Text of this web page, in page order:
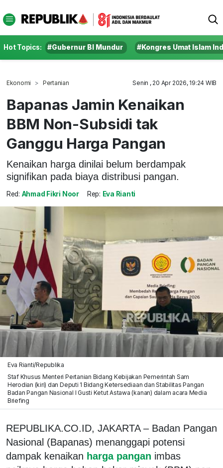
Hot Topics: #Gubernur BI Mundur #Kongres Umat Islam
Ekonomi Pertanian Senin , 20 Apr 2026, 19:24 WIB
Bapanas Jamin Kenaikan
BBM Non-Subsidi tak
Ganggu Harga Pangan
Kenaikan harga dinilai belum berdampak
signifikan pada biaya distribusi pangan.
Red: Ahmad Fikri Noor Rep: Eva Rianti
Eva Rianti/Republika
Staf Khusus Menteri Pertanian Bidang Kebijakan Pemerintah Sam
Herodian (kiri) dan Deputi 1 Bidang Ketersediaan dan Stabilitas Pangan
Badan Pangan Nasional I Gusti Ketut Astawa (kanan) dalam acara Media
Briefing
REPUBLIKA.CO.ID, JAKARTA – Badan Pangan
Nasional (Bapanas) menanggapi potensi
dampak kenaikan harga pangan imbas